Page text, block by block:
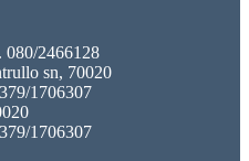
080/2466128
sn, 70020
1706307
1706307